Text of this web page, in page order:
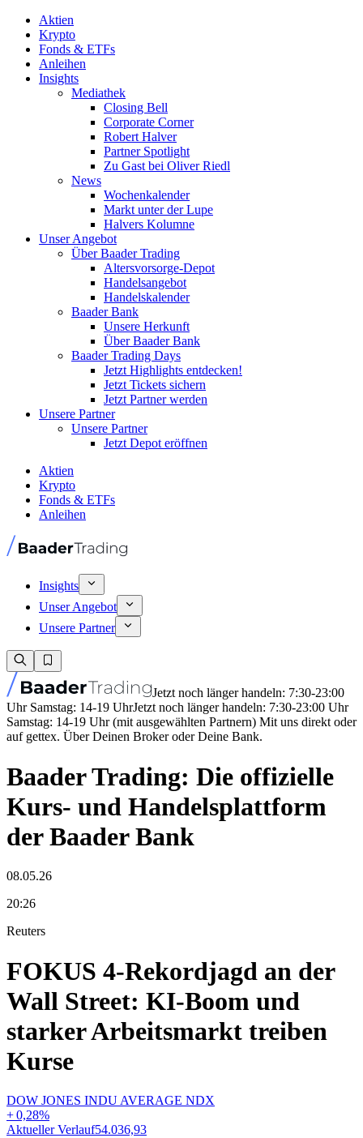
Aktien
Krypto
Fonds & ETFs
Anleihen
Insights
Mediathek
Closing Bell
Corporate Corner
Robert Halver
Partner Spotlight
Zu Gast bei Oliver Riedl
News
Wochenkalender
Markt unter der Lupe
Halvers Kolumne
Unser Angebot
Über Baader Trading
Altersvorsorge-Depot
Handelsangebot
Handelskalender
Baader Bank
Unsere Herkunft
Über Baader Bank
Baader Trading Days
Jetzt Highlights entdecken!
Jetzt Tickets sichern
Jetzt Partner werden
Unsere Partner
Unsere Partner
Jetzt Depot eröffnen
Aktien
Krypto
Fonds & ETFs
Anleihen
Insights
Unser Angebot
Unsere Partner
Jetzt noch länger handeln: 7:30-23:00
Uhr Samstag: 14-19 UhrJetzt noch länger handeln: 7:30-23:00 Uhr
Samstag: 14-19 Uhr (mit ausgewählten Partnern) Mit uns direkt oder
auf gettex. Über Deinen Broker oder Deine Bank.
Baader Trading: Die offizielle
Kurs- und Handelsplattform
der Baader Bank
08.05.26
20:26
Reuters
FOKUS 4-Rekordjagd an der
Wall Street: KI-Boom und
starker Arbeitsmarkt treiben
Kurse
DOW JONES INDU AVERAGE NDX
+0,28%
Aktueller Verlauf54.036,93